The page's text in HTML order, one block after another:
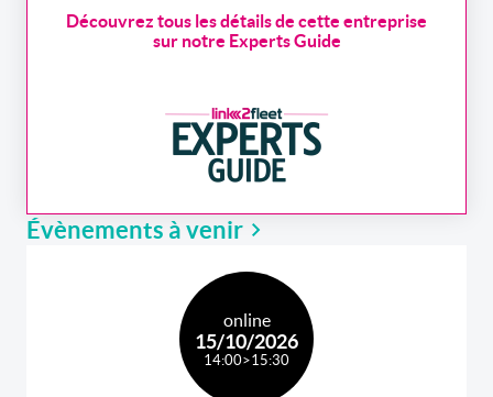
Découvrez tous les détails de cette entreprise
sur notre Experts Guide
Évènements à venir
online
15/10/2026
14:00>15:30